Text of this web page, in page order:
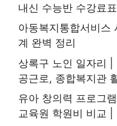
내신 수능반 수강료
아동복지통합서비스
계 완벽 정리
상록구 노인 일자리
공근로, 종합복지관
유아 창의력 프로그
교육원 학원비 비교 |